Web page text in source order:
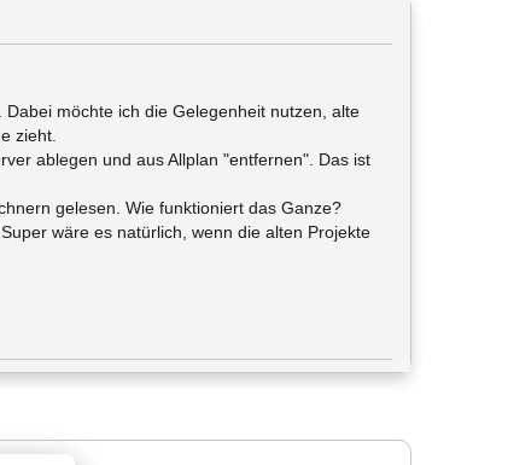
möchte ich die Gelegenheit nutzen, alte
zieht.
ablegen und aus Allplan "entfernen". Das ist
gelesen. Wie funktioniert das Ganze?
wäre es natürlich, wenn die alten Projekte